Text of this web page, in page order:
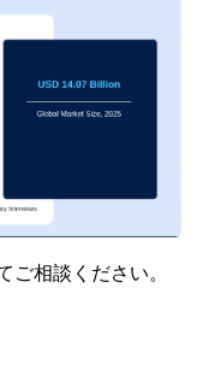
ご相談ください。